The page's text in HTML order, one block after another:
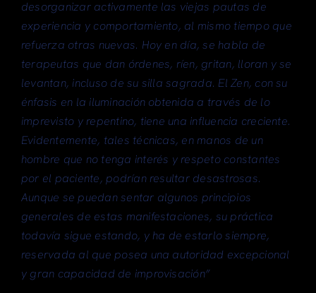
desorganizar activamente las viejas pautas de
experiencia y comportamiento, al mismo tiempo que
refuerza otras nuevas. Hoy en día, se habla de
terapeutas que dan órdenes, ríen, gritan, lloran y se
levantan, incluso de su silla sagrada. El Zen, con su
énfasis en la iluminación obtenida a través de lo
imprevisto y repentino, tiene una influencia creciente.
Evidentemente, tales técnicas, en manos de un
hombre que no tenga interés y respeto constantes
por el paciente, podrían resultar desastrosas.
Aunque se puedan sentar algunos principios
generales de estas manifestaciones, su práctica
todavía sigue estando, y ha de estarlo siempre,
reservada al que posea una autoridad excepcional
y gran capacidad de improvisación”